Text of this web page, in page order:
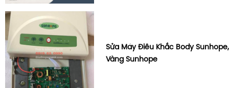
Sửa Máy Điêu Khắc Body
Vàng Sunhope